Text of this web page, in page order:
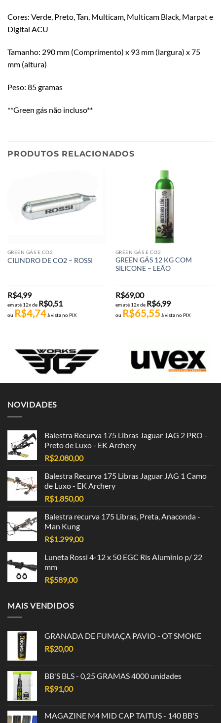
Cores: Verde, Preto, Tan, Multicam, Multicam Black, Marpat e
Digital ACU
Tamanho: 290 mm (Comprimento) x 93 mm (largura) x 75
mm (altura)
Peso: 85 gramas
**Green gás não incluso**
PRODUTOS RELACIONADOS
GREEN GÁS E CO2
CILINDRO DE CO2 – ROSSI
R$4,99
em até 12x de R$0,51
ou R$4,74à vista no PIX
GREEN GÁS E CO2
GREEN GÁS 12 KG COM
SILICONE – LEÃO
R$69,00
em até 12x de R$6,99
ou R$65,55 à vista no PIX
NOVIDADES
Balestra Recurva 175 Libras Jaguar JAG 2 PRO -
Preto de Luxo - EK Archery
R$2.080,00
Balestra Recurva 175 Libras Jaguar JAG 1 Camo
de Luxo - EK Archery
R$1.850,00
Balestra recurva 175 Libras, Preta, Anaconda -
Man Kung
R$1.299,00
Luneta Rossi 4-12 x 50 EGC Ris Aluminio p/ 22
mm
R$589,00
MAIS VENDIDOS
GRANADA DE FUMAÇA PAVIO - OT SMOKE
R$20,00
BB'S BLS - 0,25 GRAMAS 4000 unidades
R$91,00
MAGAZINE M4 MID CAP TAITUS - 140 BB'S